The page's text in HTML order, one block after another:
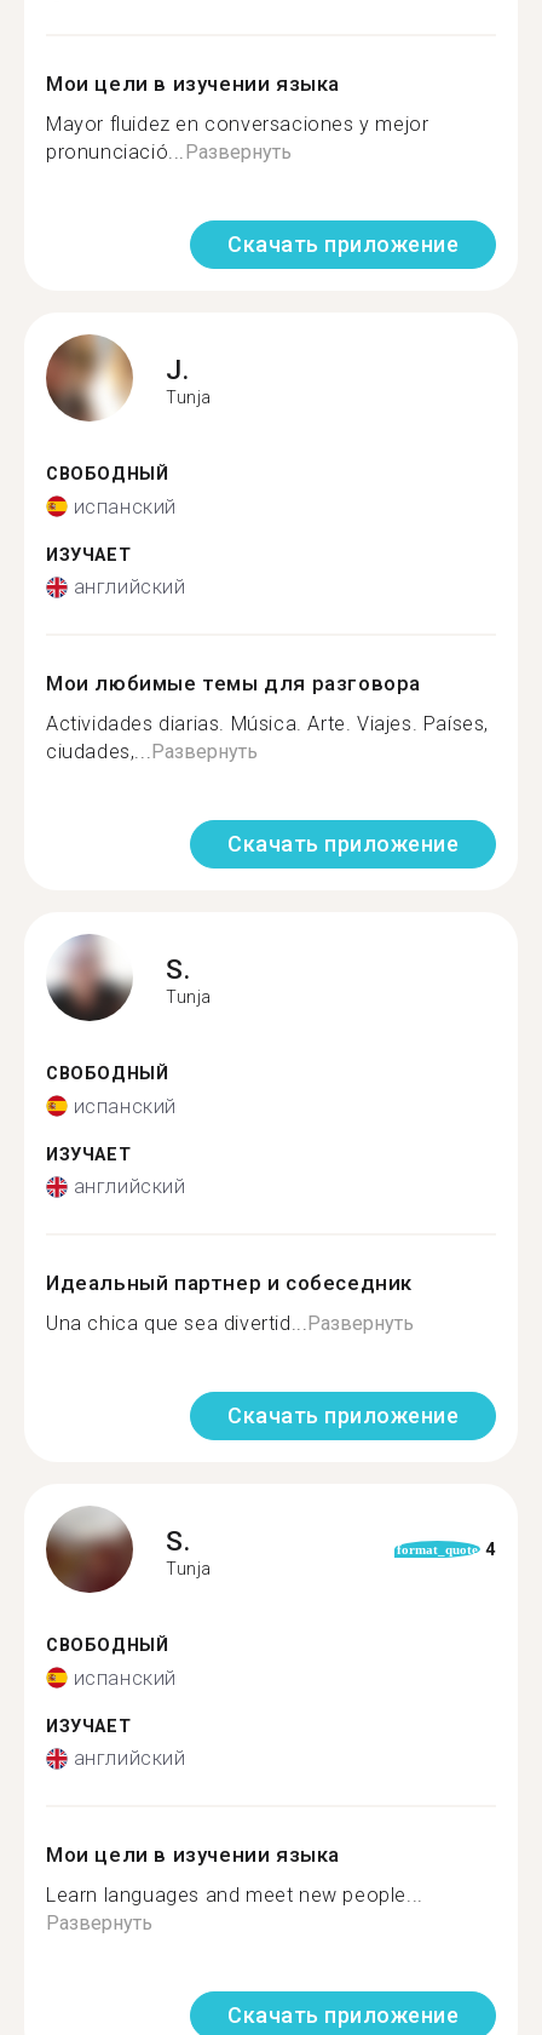
Мои цели в изучении языка
Mayor fluidez en conversaciones y mejor
pronunciació...Развернуть
Скачать приложение
J.
Tunja
СВОБОДНЫЙ
испанский
ИЗУЧАЕТ
английский
Мои любимые темы для разговора
Actividades diarias. Música. Arte. Viajes. Países,
ciudades,...Развернуть
Скачать приложение
S.
Tunja
СВОБОДНЫЙ
испанский
ИЗУЧАЕТ
английский
Идеальный партнер и собеседник
Una chica que sea divertid...Развернуть
Скачать приложение
S.
Tunja
format_quote 4
СВОБОДНЫЙ
испанский
ИЗУЧАЕТ
английский
Мои цели в изучении языка
Learn languages ​​and meet new people...
Развернуть
Скачать приложение